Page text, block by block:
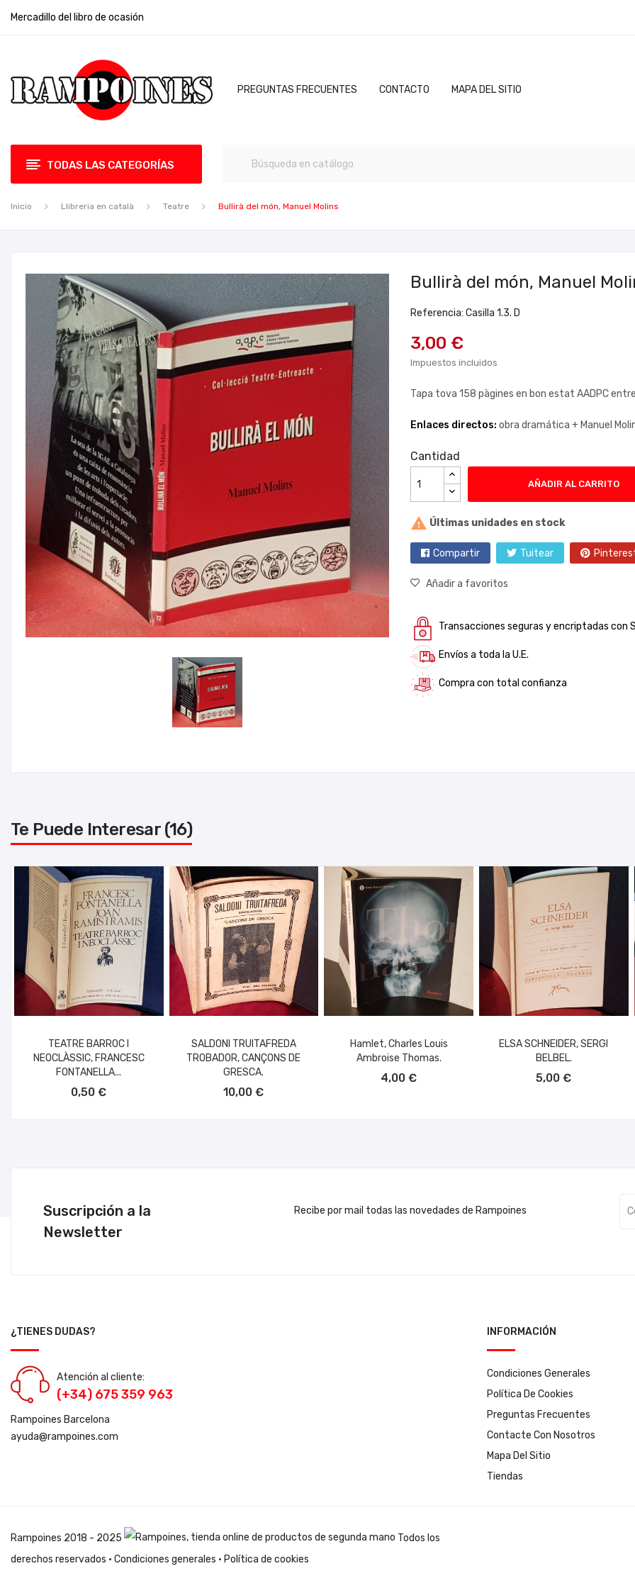
Mercadillo del libro de ocasión
PREGUNTAS FRECUENTES CONTACTO MAPA DEL SITIO
TODAS LAS CATEGORÍAS
Inicio Llibreria en català Teatre Bullirà del món, Manuel Molins
Bullirà del món, Manuel
Referencia: Casilla 1.3. D
3,00 €
Impuestos incluidos
Tapa tova 158 pàgines en bon estat AADPC
Enlaces directos: obra dramática + Manuel
Cantidad
AÑADIR AL CARRITO
 Últimas unidades en stock
Compartir Tuitear
Añadir a favoritos
Transacciones seguras y encriptadas con
Envíos a toda la U.E.
Compra con total confianza
Te Puede Interesar (16)
TEATRE BARROC I
NEOCLÀSSIC, FRANCESC
FONTANELLA...
0,50 €
SALDONI TRUITAFREDA
TROBADOR, CANÇONS DE
GRESCA.
10,00 €
Hamlet, Charles Louis
Ambroise Thomas.
4,00 €
ELSA SCHNEIDER, SERGI
BELBEL.
5,00 €
Suscripción a la
Newsletter
Recibe por mail todas las novedades de Rampoines
¿TIENES DUDAS?
Atención al cliente:
(+34) 675 359 963
Rampoines Barcelona
ayuda@rampoines.com
INFORMACIÓN
Condiciones Generales
Política De Cookies
Preguntas Frecuentes
Contacte Con Nosotros
Mapa Del Sitio
Tiendas
Rampoines 2018 - 2025
Todos los
derechos reservados · Condiciones generales · Política de cookies